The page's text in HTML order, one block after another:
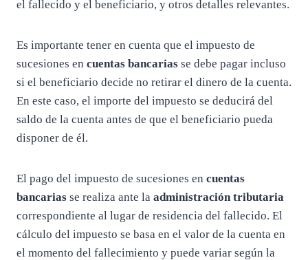
el fallecido y el beneficiario, y otros detalles relevantes.
Es importante tener en cuenta que el impuesto de
sucesiones en cuentas bancarias se debe pagar incluso
si el beneficiario decide no retirar el dinero de la cuenta.
En este caso, el importe del impuesto se deducirá del
saldo de la cuenta antes de que el beneficiario pueda
disponer de él.
El pago del impuesto de sucesiones en cuentas
bancarias se realiza ante la administración tributaria
correspondiente al lugar de residencia del fallecido. El
cálculo del impuesto se basa en el valor de la cuenta en
el momento del fallecimiento y puede variar según la